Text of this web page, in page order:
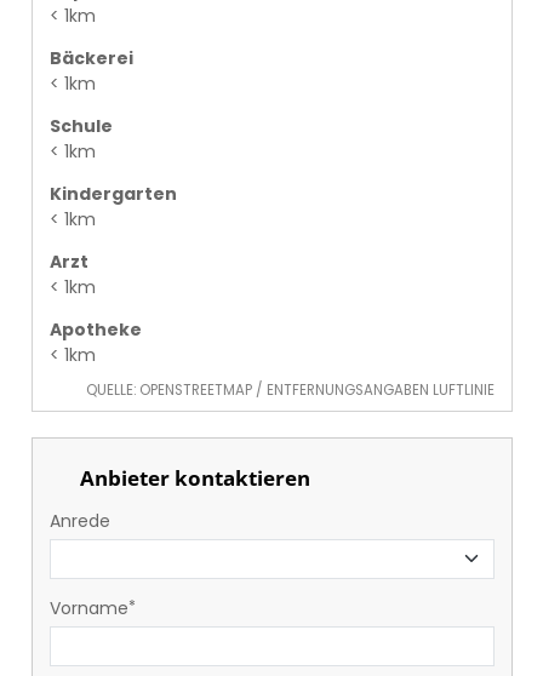
< 1km
Bäckerei
< 1km
Schule
< 1km
Kindergarten
< 1km
Arzt
< 1km
Apotheke
< 1km
QUELLE: OPENSTREETMAP / ENTFERNUNGSANGABEN LUFTLINIE
Anbieter kontaktieren
Anrede
Vorname